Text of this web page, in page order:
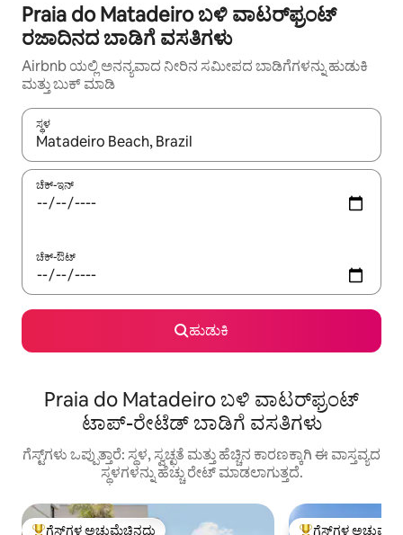
Praia do Matadeiro ಬಳಿ ವಾಟರ್‌ಫ್ರಂಟ್
ರಜಾದಿನದ ಬಾಡಿಗೆ ವಸತಿಗಳು
Airbnb ಯಲ್ಲಿ ಅನನ್ಯವಾದ ನೀರಿನ ಸಮೀಪದ ಬಾಡಿಗೆಗಳನ್ನು ಹುಡುಕಿ
ಮತ್ತು ಬುಕ್ ಮಾಡಿ
ಸ್ಥಳ
ಫಲಿತಾಂಶಗಳು ಲಭ್ಯವಿರುವಾಗ, ಅಪ್ ಮತ್ತು ಡೌನ್ ಬಾಣದ ಕೀಲಿಗಳೊಂದಿಗೆ
ಚೆಕ್-ಇನ್
ಚೆಕ್-ಔಟ್
ಹುಡುಕಿ
Praia do Matadeiro ಬಳಿ ವಾಟರ್‌ಫ್ರಂಟ್
ಟಾಪ್-ರೇಟೆಡ್ ಬಾಡಿಗೆ ವಸತಿಗಳು
ಗೆಸ್ಟ್‌ಗಳು ಒಪ್ಪುತ್ತಾರೆ: ಸ್ಥಳ, ಸ್ವಚ್ಛತೆ ಮತ್ತು ಹೆಚ್ಚಿನ ಕಾರಣಕ್ಕಾಗಿ ಈ ವಾಸ್ತವ್ಯದ
ಸ್ಥಳಗಳನ್ನು ಹೆಚ್ಚು ರೇಟ್ ಮಾಡಲಾಗುತ್ತದೆ.
ಗೆಸ್ಟ್‌ಗಳ ಅಚ್ಚುಮೆಚ್ಚಿನದು ಗೆಸ್ಟ್‌ಗಳ